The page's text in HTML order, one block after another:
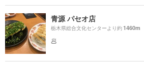
青源 パセオ店
栃木県総合文化センターより約1460m
🥟